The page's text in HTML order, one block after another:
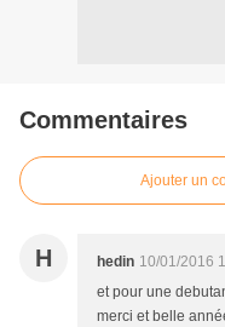
Commentaires
Ajouter un
H hedin 10/01/2016
et pour une
merci et belle